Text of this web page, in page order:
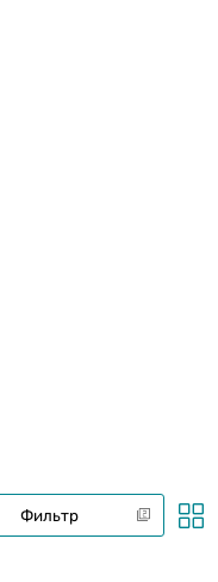
Фильтр